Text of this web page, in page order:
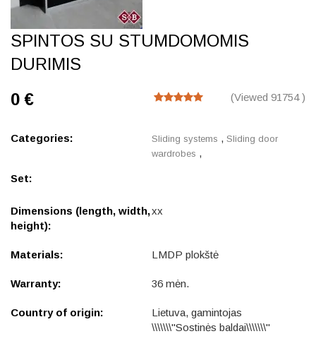
SPINTOS SU STUMDOMOMIS
DURIMIS
(Viewed 91754 )
0 €
Categories: Sliding systems , Sliding door
wardrobes ,
Set:
Dimensions (length, width,
height):
xx
Materials: LMDP plokštė
Warranty: 36 mėn.
Country of origin:
Lietuva, gamintojas
\\\\\\\"Sostinės baldai\\\\\\\"